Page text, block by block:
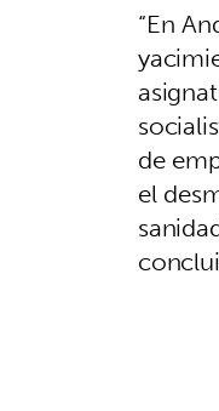
“En
de
el